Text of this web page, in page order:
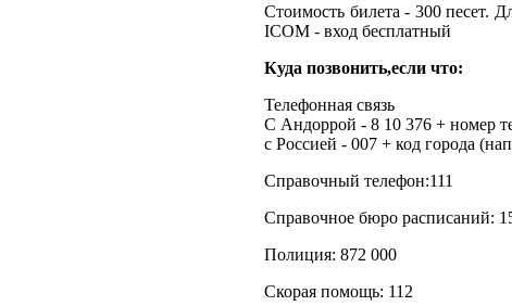
Стоимость билета - 300 песет.
ICOM - вход бесплатный
Куда позвонить,если что:
Телефонная связь
С Андоррой - 8 10 376 + номер
с Россией - 007 + код города
Справочный телефон:111
Справочное бюро расписаний:
Полиция: 872 000
Скорая помощь: 112